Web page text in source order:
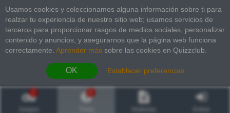
Usamos cookies y coleccionamos alguna información sobre ti para
realzar tu experiencia de nuestro sitio web; usamos servicios de
terceros para proporcionar rasgos de medios sociales, personalizar
contenido y anuncios, y asegurarnos que la página web funciona
correctamente. Aprender más sobre las cookies en Quizzclub.
OK Establecer preferencias
2